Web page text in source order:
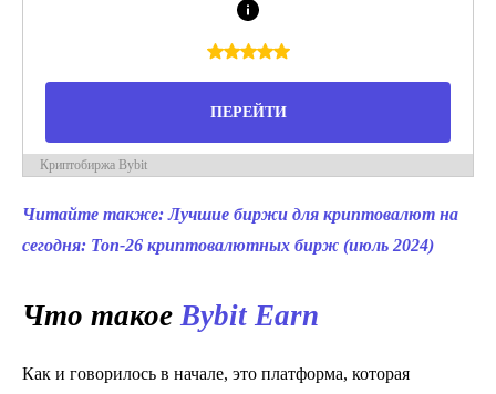
ПЕРЕЙТИ
Криптобиржа Bybit
Читайте также: Лучшие биржи для криптовалют на
сегодня: Топ-26 криптовалютных бирж (июль 2024)
Что такоеBybit Earn
Как и говорилось в начале, это платформа, которая